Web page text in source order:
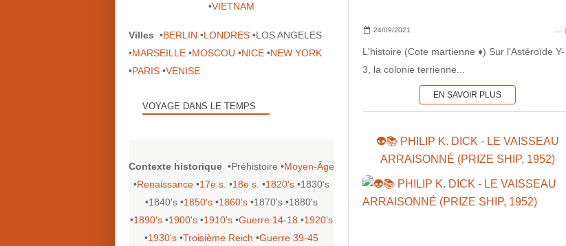
24/09/2021
L'histoire (Cote martienne ♦) Sur l'Astéroïde Y-
3, la colonie terrienne...
EN SAVOIR PLUS
👽📚 PHILIP K. DICK - LE VAISSEAU
ARRAISONNÉ (PRIZE SHIP, 1952)
•VIETNAM
Villes •BERLIN •LONDRES •LOS ANGELES
•MARSEILLE •MOSCOU •NICE •NEW YORK
•PARIS •VENISE
VOYAGE DANS LE TEMPS
Contexte historique •Préhistoire •Moyen-Âge
•Renaissance •17e s. •18e s. •1820's •1830's
•1840's •1850's •1860's •1870's •1880's
•1890's •1900's •1910's •Guerre 14-18 •1920's
•1930's •Troisième Reich •Guerre 39-45